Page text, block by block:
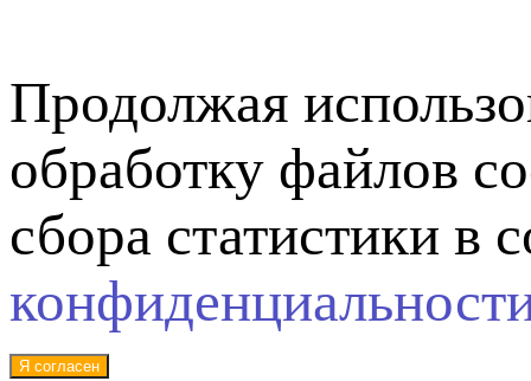
Продолжая
обработку файлов
сбора статистики в
Я согласен